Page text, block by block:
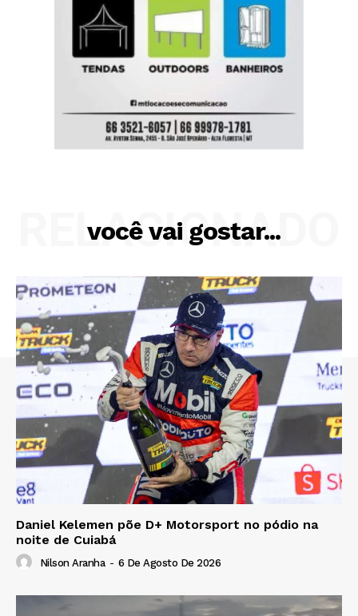
você vai gostar...
RELACIONADO
Daniel Kelemen põe D+ Motorsport no pódio na
noite de Cuiabá
Nilson Aranha - 6 De Agosto De 2026